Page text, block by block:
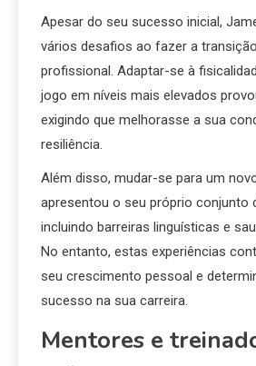
Apesar do seu sucesso inicial,
vários desafios ao fazer a
profissional. Adaptar-se à
jogo em níveis mais elevados
exigindo que melhorasse a sua
resiliência.
Além disso, mudar-se para um
apresentou o seu próprio conjunto
incluindo barreiras linguísticas e
No entanto, estas experiências
seu crescimento pessoal e
sucesso na sua carreira.
Mentores e